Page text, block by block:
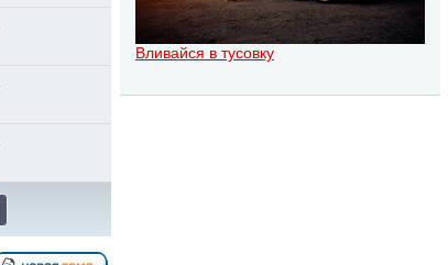
Вливайся в тусовку